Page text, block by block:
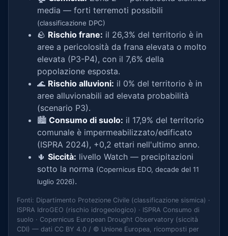
media — forti terremoti possibili
(classificazione DPC)
🪨 Rischio frane: il 26,3% del territorio è in
aree a pericolosità da frana elevata o molto
elevata (P3-P4), con il 7,6% della
popolazione esposta.
🌊 Rischio alluvioni: il 0% del territorio è in
aree alluvionabili ad elevata probabilità
(scenario P3).
🏙️ Consumo di suolo: il 17,9% del territorio
comunale è impermeabilizzato/edificato
(ISPRA 2024), +0,2 ettari nell'ultimo anno.
🌵 Siccità: livello Watch — precipitazioni
sotto la norma (Copernicus EDO, decade del 11
luglio 2026).
Fonti: Dipartimento Protezione Civile (classificazione sismica) ·
ISPRA IdroGEO (rischio idrogeologico) · ISPRA Consumo di
suolo · Copernicus European Drought Observatory (siccità
CDI) — dati CC BY 4.0 / © Unione Europea, ricomposti per